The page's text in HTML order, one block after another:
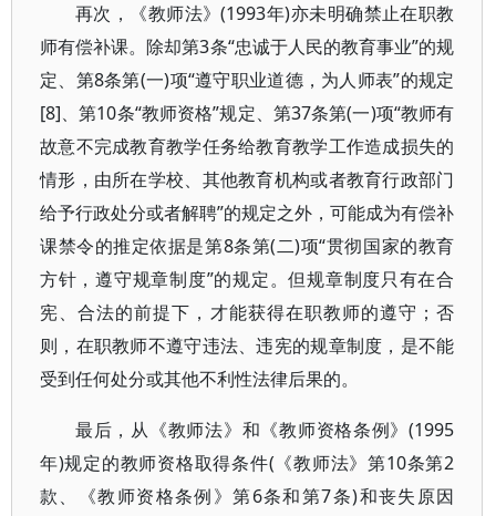
再次，《教师法》(1993年)亦未明确禁止在职教
师有偿补课。除却第3条“忠诚于人民的教育事业”的规
定、第8条第(一)项“遵守职业道德，为人师表”的规定
[8]、第10条“教师资格”规定、第37条第(一)项“教师有
故意不完成教育教学任务给教育教学工作造成损失的
情形，由所在学校、其他教育机构或者教育行政部门
给予行政处分或者解聘”的规定之外，可能成为有偿补
课禁令的推定依据是第8条第(二)项“贯彻国家的教育
方针，遵守规章制度”的规定。但规章制度只有在合
宪、合法的前提下，才能获得在职教师的遵守；否
则，在职教师不遵守违法、违宪的规章制度，是不能
受到任何处分或其他不利性法律后果的。
最后，从《教师法》和《教师资格条例》(1995
年)规定的教师资格取得条件(《教师法》第10条第2
款、《教师资格条例》第6条和第7条)和丧失原因